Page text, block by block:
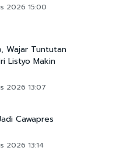
2026 15:00
Wajar Tuntutan
Listyo Makin
2026 13:07
Cawapres
2026 13:14